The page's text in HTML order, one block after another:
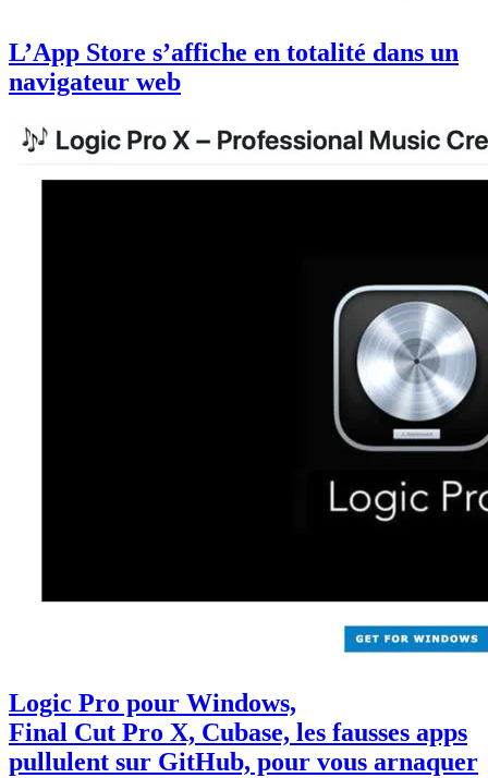
L’App Store s’affiche en totalité dans un
navigateur web
Logic Pro pour Windows,
Final Cut Pro X, Cubase, les fausses apps
pullulent sur GitHub, pour vous arnaquer